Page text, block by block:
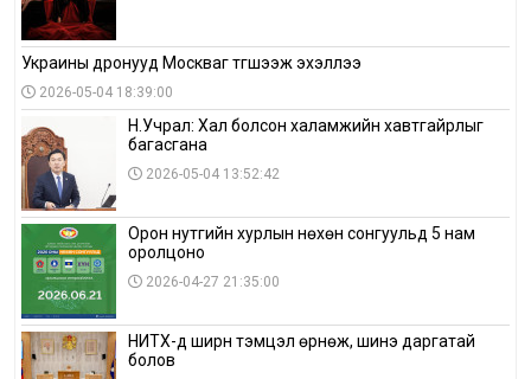
Украины дронууд Москваг түгшээж эхэллээ
2026-05-04 18:39:00
Н.Учрал: Хал болсон халамжийн хавтгайрлыг
багасгана
2026-05-04 13:52:42
Орон нутгийн хурлын нөхөн сонгуульд 5 нам
оролцоно
2026-04-27 21:35:00
НИТХ-д ширүүн тэмцэл өрнөж, шинэ даргатай
болов